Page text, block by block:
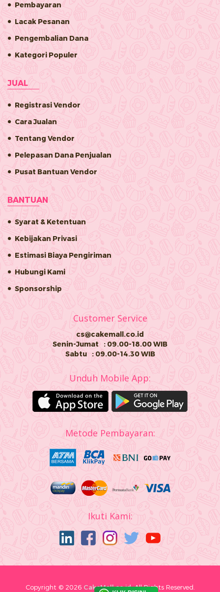
Pembayaran
Lacak Pesanan
Pengembalian Dana
Kategori Populer
JUAL
Registrasi Vendor
Cara Jualan
Tentang Vendor
Pelepasan Dana Penjualan
Pusat Bantuan Vendor
BANTUAN
Syarat & Ketentuan
Kebijakan Privasi
Estimasi Biaya Pengiriman
Hubungi Kami
Sponsorship
Customer Service
cs@cakemall.co.id
Senin-Jumat
: 09.00-18.00 WIB
Sabtu
: 09.00-14.30 WIB
Unduh Mobile App:
Metode Pembayaran:
Ikuti Kami:
Copyright © 2026 CakeMall.co.id.All Rights Reserved.